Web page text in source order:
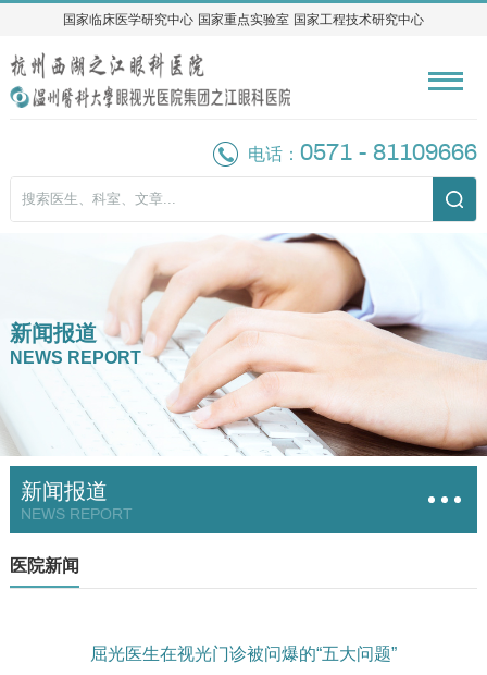
国家临床医学研究中心 国家重点实验室 国家工程技术研究中心
国家临床医学研究中心 国家重点实验室 国家工程技术研究中心
电话：0571 - 81109666
新闻报道
NEWS REPORT
新闻报道
NEWS REPORT
医院新闻
屈光医生在视光门诊被问爆的“五大问题”